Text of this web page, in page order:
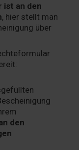
ist an den
, hier stellt man
über
den